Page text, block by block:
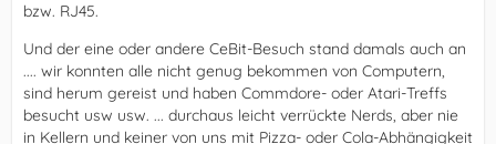
bzw. RJ45.
Und der eine oder andere CeBit-Besuch stand damals auch an
.... wir konnten alle nicht genug bekommen von Computern,
sind herum gereist und haben Commdore- oder Atari-Treffs
besucht usw usw. ... durchaus leicht verrückte Nerds, aber nie
in Kellern und keiner von uns mit Pizza- oder Cola-Abhängigkeit